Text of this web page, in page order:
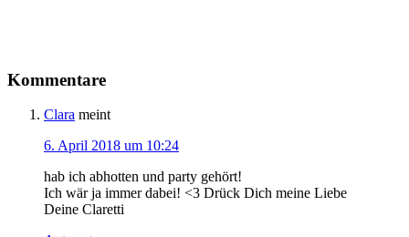
Kommentare
Clara meint
6. April 2018 um 10:24
hab ich abhotten und party gehört!
Ich wär ja immer dabei! <3 Drück Dich meine Liebe
Deine Claretti